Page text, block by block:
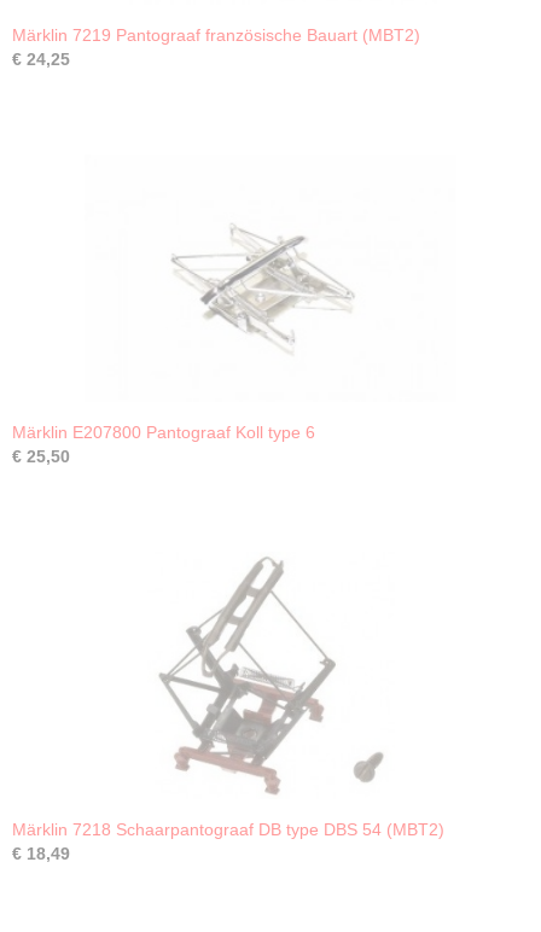
Märklin 7219 Pantograaf französische Bauart (MBT2)
€ 24,25
Märklin E207800 Pantograaf Koll type 6
€ 25,50
Märklin 7218 Schaarpantograaf DB type DBS 54 (MBT2)
€ 18,49